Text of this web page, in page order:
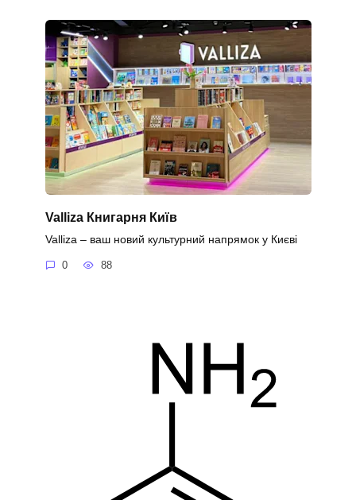
Valliza Книгарня Київ
Valliza – ваш новий культурний напрямок у Києві
0 88